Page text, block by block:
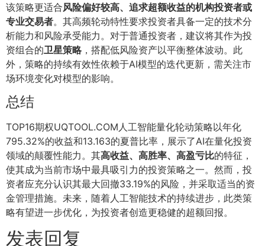
该策略更适合风险偏好较高、追求超额收益的机构投资者或
专业交易者。其高频轮动特性要求投资者具备一定的技术分
析能力和风险承受能力。对于普通投资者，建议将其作为投
资组合的卫星策略，搭配低风险资产以平衡整体波动。此
外，策略的持续有效性依赖于AI模型的迭代更新，需关注市
场环境变化对模型的影响。
总结
TOP16期权UQTOOL.COM人工智能量化轮动策略以年化
795.32%的收益和13.163的夏普比率，展示了AI在量化投资
领域的颠覆性能力。其高收益、高胜率、高盈亏比的特征，
使其成为当前市场中最具吸引力的投资策略之一。然而，投
资者应充分认识其最大回撤33.19%的风险，并采取适当的资
金管理措施。未来，随着人工智能技术的持续进步，此类策
略有望进一步优化，为投资者创造更稳健的超额回报。
发表回复